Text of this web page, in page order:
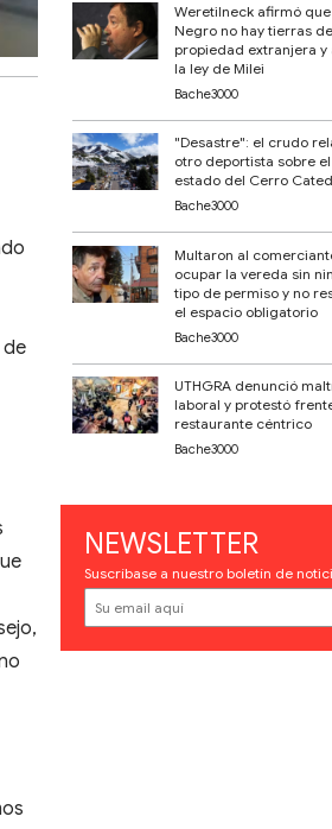
de
Weretilneck afirmó que
Negro no hay tierras de
propiedad extranjera y
la ley de Milei
Bache3000
"Desastre": el crudo
otro deportista sobre el
estado del Cerro
Bache3000
Multaron al
ocupar la vereda sin
tipo de permiso y no
el espacio obligatorio
Bache3000
UTHGRA denunció
laboral y protestó
restaurante céntrico
Bache3000
NEWSLETTER
Suscríbase a nuestro boletín de